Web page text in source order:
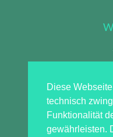
Diese
technisch
Funktionalität
gewährleisten.